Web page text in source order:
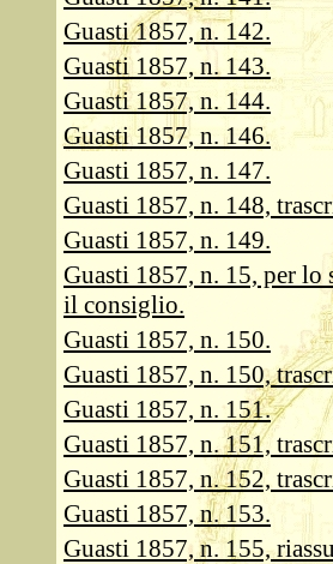
Guasti 1857, n. 142.
Guasti 1857, n. 143.
Guasti 1857, n. 144.
Guasti 1857, n. 146.
Guasti 1857, n. 147.
Guasti 1857, n. 148,
Guasti 1857, n. 149.
Guasti 1857, n. 15, per lo
il consiglio.
Guasti 1857, n. 150.
Guasti 1857, n. 150,
Guasti 1857, n. 151.
Guasti 1857, n. 151,
Guasti 1857, n. 152,
Guasti 1857, n. 153.
Guasti 1857, n. 155,